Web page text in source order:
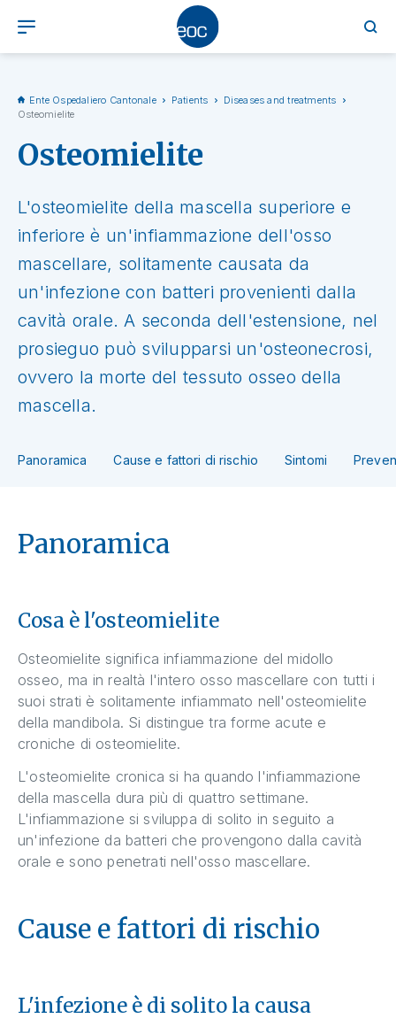
Ente Ospedaliero Cantonale Patients
Diseases and treatments
Osteomielite
Osteomielite
L'osteomielite della mascella superiore e
inferiore è un'infiammazione dell'osso
mascellare, solitamente causata da
un'infezione con batteri provenienti dalla
cavità orale. A seconda dell'estensione, nel
prosieguo può svilupparsi un'osteonecrosi,
ovvero la morte del tessuto osseo della
mascella.
Panoramica Cause e fattori di rischio Sintomi
Panoramica
Cosa è l'osteomielite
Osteomielite significa infiammazione del midollo
osseo, ma in realtà l'intero osso mascellare con tutti i
suoi strati è solitamente infiammato nell'osteomielite
della mandibola. Si distingue tra forme acute e
croniche di osteomielite.
L'osteomielite cronica si ha quando l'infiammazione
della mascella dura più di quattro settimane.
L'infiammazione si sviluppa di solito in seguito a
un'infezione da batteri che provengono dalla cavità
orale e sono penetrati nell'osso mascellare.
Cause e fattori di rischio
L'infezione è di solito la causa